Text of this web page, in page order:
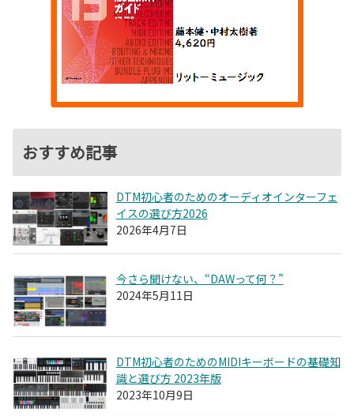
おすすめ記事
DTM初心者のためのオーディオインターフェ
イスの選び方2026
2026年4月7日
今さら聞けない、“DAWって何？”
2024年5月11日
DTM初心者のためのMIDIキーボードの基礎知
識と選び方 2023年版
2023年10月9日